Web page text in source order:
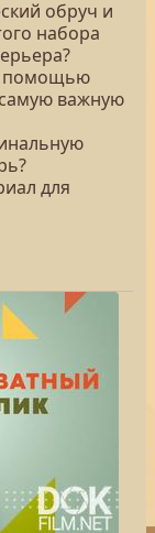
обруч и
набора
помощью
важную
для